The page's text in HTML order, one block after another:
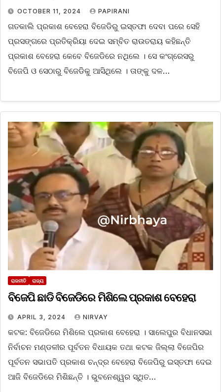
OCTOBER 11, 2024 PAPIRANI
ଗତକାଲି ପ୍ରକାଶ ବେହେରା ବିଜେଡିରୁ ଇସ୍ତଫା ଦେବା ପରେ ସେହି
ପ୍ରସଙ୍ଗରେ ପ୍ରତିକ୍ରିୟା ଦେଇ ସମ୍ବିତ ରାଉତରାୟ କହିଛନ୍ତି
ପ୍ରକାଶ ବେହେରା କେବେ ବିଜେଡିରେ ନଥିଲେ । ସେ କଂଗ୍ରେସରୁ
ବିଜେପି ଓ ସେଠାରୁ ବିଜେଡିକୁ ଆସିଥିଲେ । ତାଙ୍କୁ ଦଳ…
ରାଜନୀତି ରାଜ୍ୟ
ବିଜେପି ଛାଡି ବିଜେଡିରେ ମିଶିଲେ ପ୍ରକାଶ ବେହେରା
APRIL 3, 2024 NIRVAY
କଟକ: ବିଜେଡିରେ ମିଶିଲେ ପ୍ରକାଶ ବେହେରା । ସାଲେପୁର ବିଧାନସଭା
ନିର୍ବାଚନ ମଣ୍ଡଳୀର ପୂର୍ବତନ ବିଧାୟକ ତଥା କଟକ ଜିଲ୍ଲା ବିଜେପିର
ପୂର୍ବତନ ସଭାପତି ପ୍ରକାଶ ଚନ୍ଦ୍ର ବେହେରା ବିଜେପିରୁ ଇସ୍ତଫା ଦେଇ
ଆଜି ବିଜେଡିରେ ମିଶିଛନ୍ତି । ଭୁବନେଶ୍ୱର ସ୍ଥିତ…